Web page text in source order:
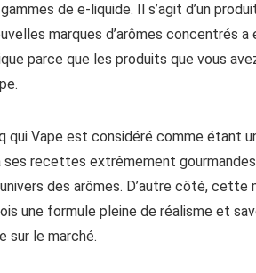
de e-liquide. Il s’agit d’un
marques d’arômes concentrés
parce que les produits que vous
qui Vape est considéré comme étant
ses recettes extrêmement
des arômes. D’autre côté,
une formule pleine de réalisme et
sur le marché.